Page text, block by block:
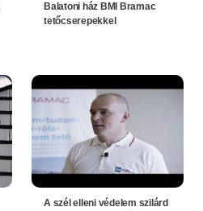
Balatoni ház BMI Bramac
tetőcserepekkel
A szél elleni védelem szilárd